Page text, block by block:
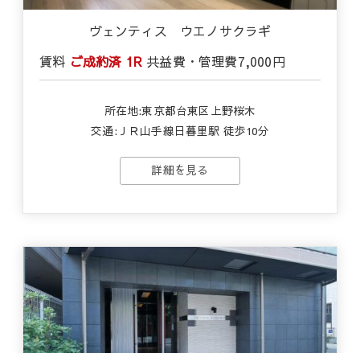
ヴェンティス ウエノサクラギ
賃料 ご成約済 1R 共益費・管理費7,000円
所在地:東京都台東区上野桜木
交通:ＪＲ山手線日暮里駅 徒歩10分
詳細を見る